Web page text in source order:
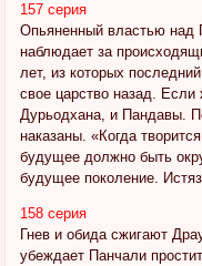
157 серия
Опьяненный властью над
наблюдает за
лет, из которых
свое царство назад. Если
Дурьодхана, и Пандавы.
наказаны. «Когда
будущее должно быть
будущее поколение.
158 серия
Гнев и обида сжигают
убеждает Панчали